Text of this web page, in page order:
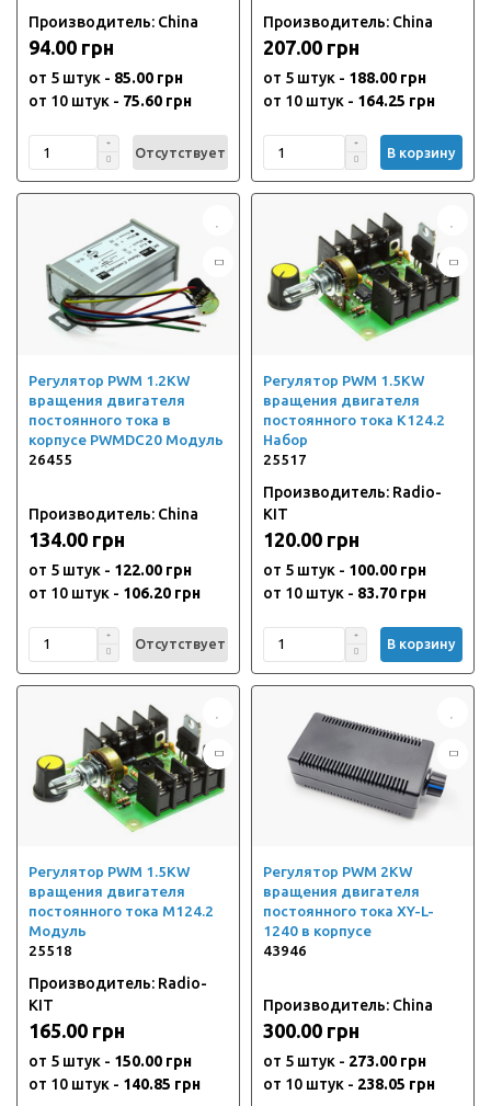
Производитель: China
94.00 грн
от 5 штук - 85.00 грн
от 10 штук - 75.60 грн
Отсутствует
Производитель: China
207.00 грн
от 5 штук - 188.00 грн
от 10 штук - 164.25 грн
В корзину
Регулятор PWM 1.2KW
вращения двигателя
постоянного тока в
корпусе PWMDC20 Модуль
26455
Производитель: China
134.00 грн
от 5 штук - 122.00 грн
от 10 штук - 106.20 грн
Отсутствует
Регулятор PWM 1.5KW
вращения двигателя
постоянного тока K124.2
Набор
25517
Производитель: Radio-
KIT
120.00 грн
от 5 штук - 100.00 грн
от 10 штук - 83.70 грн
В корзину
Регулятор PWM 1.5KW
вращения двигателя
постоянного тока M124.2
Модуль
25518
Производитель: Radio-
KIT
165.00 грн
от 5 штук - 150.00 грн
от 10 штук - 140.85 грн
Регулятор PWM 2KW
вращения двигателя
постоянного тока XY-L-
1240 в корпусе
43946
Производитель: China
300.00 грн
от 5 штук - 273.00 грн
от 10 штук - 238.05 грн